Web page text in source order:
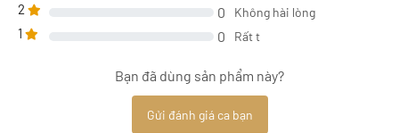
2 0 Không hài lòng
1 0 Rất t
Bạn đã dùng sản phẩm này?
Gửi đánh giá ca bạn